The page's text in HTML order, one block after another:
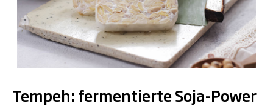
Tempeh: fermentierte Soja-Power